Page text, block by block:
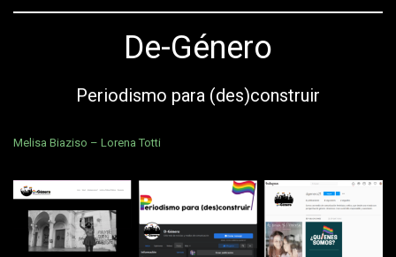
De-Género
Periodismo para (des)construir
Melisa Biaziso – Lorena Totti